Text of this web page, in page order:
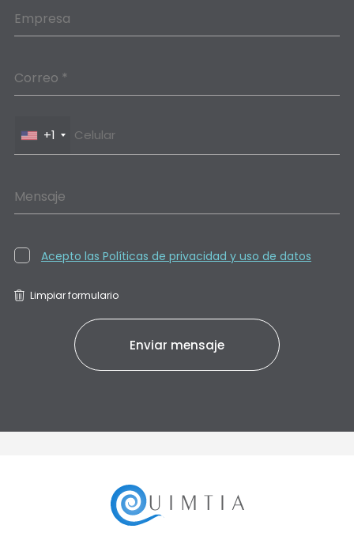
Empresa
Correo *
+1
Mensaje
Acepto las Políticas de privacidad y uso de datos
Limpiar formulario